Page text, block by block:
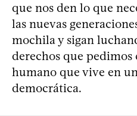
que nos den lo que
las nuevas
mochila y sigan
derechos que pedimos
humano que vive en
democrática.